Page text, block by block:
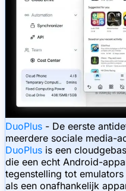
DuoPlus - De eerste
meerdere sociale media-
DuoPlus is een
die een echt Android-
tegenstelling tot
als een onafhankelijk